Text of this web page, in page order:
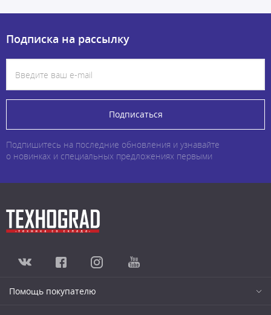
Подписка на рассылку
Подписаться
Подпишитесь на последние обновления и узнавайте
о новинках и специальных предложениях первыми
Помощь покупателю